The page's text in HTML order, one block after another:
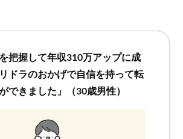
把握して年収310万アップに成
ドラのおかげで自信を持って転
できました」（30歳男性）